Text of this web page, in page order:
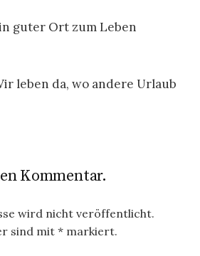
guter Ort zum Leben
leben da, wo andere Urlaub
Kommentar.
wird nicht veröffentlicht.
sind mit * markiert.